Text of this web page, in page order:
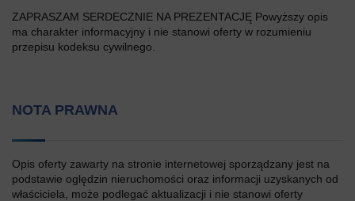
ZAPRASZAM SERDECZNIE NA PREZENTACJĘ Powyższy opis
ma charakter informacyjny i nie stanowi oferty w rozumieniu
przepisu kodeksu cywilnego.
NOTA PRAWNA
Opis oferty zawarty na stronie internetowej sporządzany jest na
podstawie oględzin nieruchomości oraz informacji uzyskanych od
właściciela, może podlegać aktualizacji i nie stanowi oferty